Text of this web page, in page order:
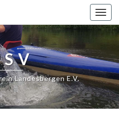
Landesbergen E.V.